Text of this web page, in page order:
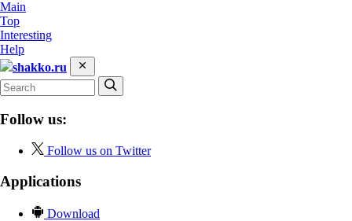
Main
Top
Interesting
Help
shakko.ru
Follow us:
Follow us on Twitter
Applications
Download